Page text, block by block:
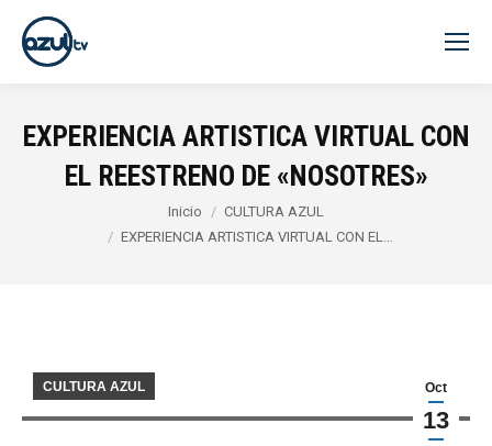
EXPERIENCIA ARTISTICA VIRTUAL CON
EL REESTRENO DE «NOSOTRES»
Inicio
CULTURA AZUL
EXPERIENCIA ARTISTICA VIRTUAL CON EL…
Oct
13
CULTURA AZUL